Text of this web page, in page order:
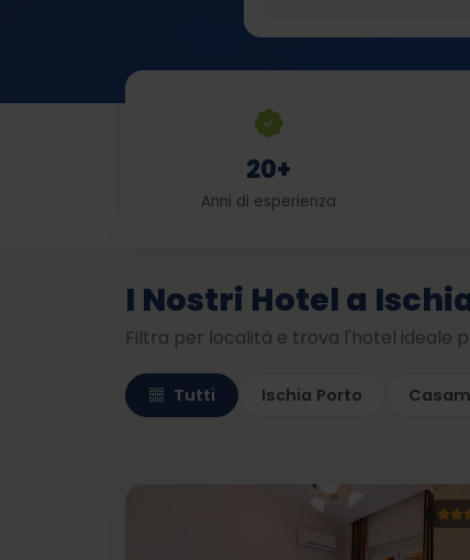
20+
Anni di esperienza
I Nostri Hotel a
Filtra per località e trova l'hotel ideale
Tutti Ischia Porto